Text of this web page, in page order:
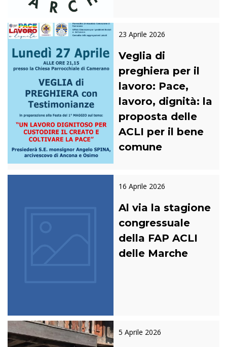
23 Aprile 2026
Veglia di
preghiera per il
lavoro: Pace,
lavoro, dignità: la
proposta delle
ACLI per il bene
comune
16 Aprile 2026
Al via la stagione
congressuale
della FAP ACLI
delle Marche
5 Aprile 2026